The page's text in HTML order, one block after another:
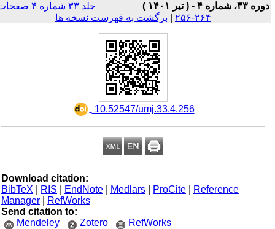
شماره ۴ - ( تیر ۱۴۰۱ )
جلد ۳۳ شماره ۴ صفحات
۲۶۴-۲۵۶
| برگشت به فهرست نسخه ها
‎ 10.52547/umj.33.4.256
Download citation:
BibTeX
| RIS |EndNote |Medlars |ProCite |Reference
Manager
|RefWorks
Send citation to:
Mendeley
Zotero RefWorks